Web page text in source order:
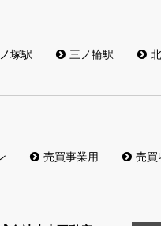
塚駅 三ノ輪駅
売買事業用 売買